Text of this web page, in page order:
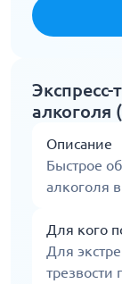
алкоголя
Описание
Быстрое
алкоголя
Для кого
Для
трезвости